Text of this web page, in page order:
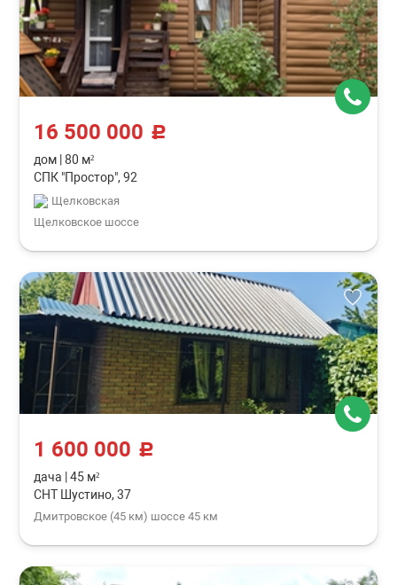
16 500 000 c
дом 80 м²
СПК "Простор", 92
Щелковская
Щелковское шоссе
1 600 000 c
дача
45 м²
СНТ Шустино, 37
Дмитровское (45 км) шоссе 45 км